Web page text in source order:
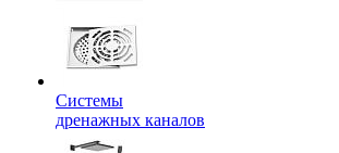
Системы
дренажных каналов